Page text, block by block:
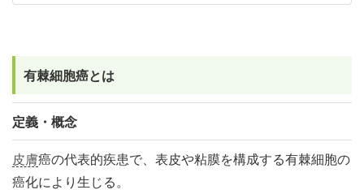
有棘細胞癌とは
定義・概念
皮膚癌の代表的疾患で、表皮や粘膜を構成する有棘細胞の
癌化により生じる。